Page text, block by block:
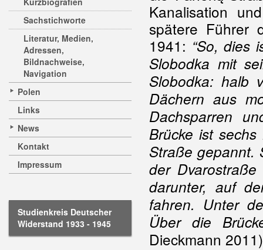
Sachstichworte
Literatur, Medien,
Adressen,
Bildnachweise,
Navigation
Polen
Links
News
Kontakt
Impressum
Studienkreis Deutscher
Widerstand 1933 - 1945
Kanalisation
spätere Führer
1941: “So, dies
Slobodka mit
Slobodka: halb
Dächern aus
Dachsparren
Brücke ist
Straße gepannt.
der
darunter, auf
fahren. Unter
Über die
Dieckmann